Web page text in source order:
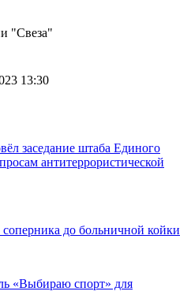
"Свеза"
13:30
заседание штаба Единого
антитеррористической
до больничной койки
«Выбираю спорт» для